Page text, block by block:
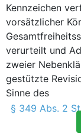
Kennzeichen
vorsätzlicher
verurteilt und
zweier
gestützte
Sinne des
§ 349 Abs. 2